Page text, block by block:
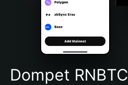
Português (Brasil)
Español (Argentina)
Dompet RNBTC